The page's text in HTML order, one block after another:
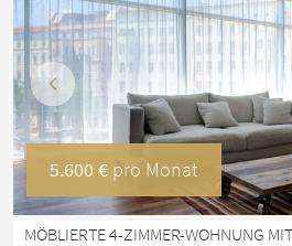
Vorherige
5.600 € pro Monat